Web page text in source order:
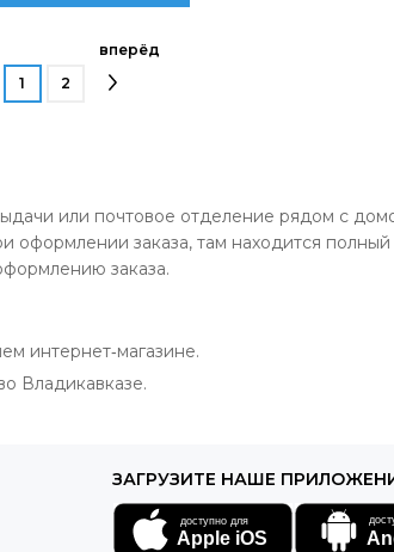
1 2
вперёд
или почтовое отделение рядом с
оформлении заказа, там находится
заказа.
интернет‐магазине.
Владикавказе.
ЗАГРУЗИТЕ НАШЕ